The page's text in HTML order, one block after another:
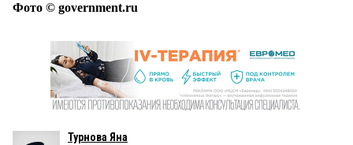
Фото © government.ru
Турнова Яна